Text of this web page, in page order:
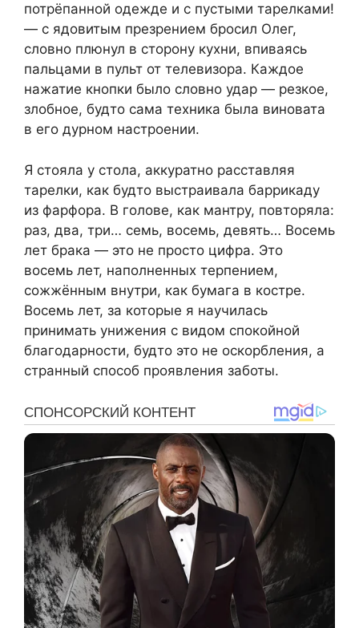
потрёпанной одежде и с пустыми тарелками!
— с ядовитым презрением бросил Олег,
словно плюнул в сторону кухни, впиваясь
пальцами в пульт от телевизора. Каждое
нажатие кнопки было словно удар — резкое,
злобное, будто сама техника была виновата
в его дурном настроении.
Я стояла у стола, аккуратно расставляя
тарелки, как будто выстраивала баррикаду
из фарфора. В голове, как мантру, повторяла:
раз, два, три… семь, восемь, девять… Восемь
лет брака — это не просто цифра. Это
восемь лет, наполненных терпением,
сожжённым внутри, как бумага в костре.
Восемь лет, за которые я научилась
принимать унижения с видом спокойной
благодарности, будто это не оскорбления, а
странный способ проявления заботы.